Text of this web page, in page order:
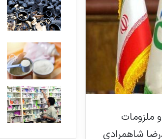
ملزومات
شاهمرادی